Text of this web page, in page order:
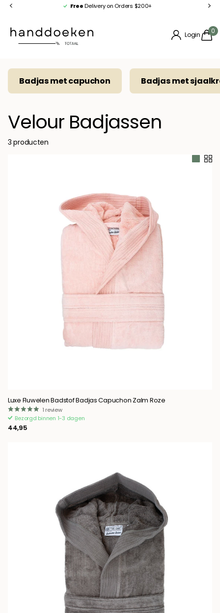
FreeDelivery on Orders $200+
Login 0
Badjas met capuchon Badjas met
Velour Badjassen
3 producten
Luxe Fluwelen Badstof Badjas Capuchon Zalm Roze
1 review
Bezorgd binnen 1-3 dagen
44,95